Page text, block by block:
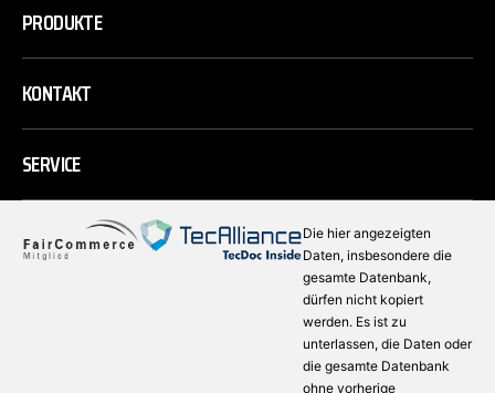
PRODUKTE
KONTAKT
SERVICE
Die hier angezeigten
Daten, insbesondere die
gesamte Datenbank,
dürfen nicht kopiert
werden. Es ist zu
unterlassen, die Daten oder
die gesamte Datenbank
ohne vorherige